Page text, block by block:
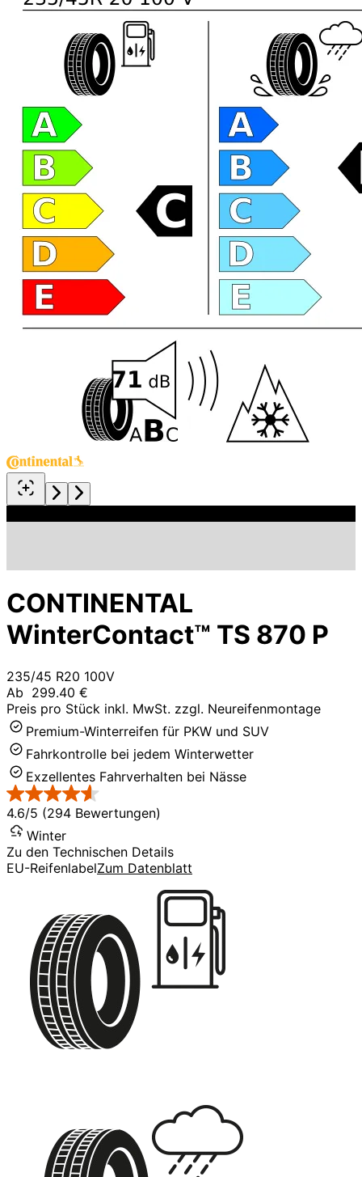
CONTINENTAL
WinterContact™ TS 870 P
235/45 R20 100V
Ab 299.40 €
Preis pro Stück inkl. MwSt. zzgl. Neureifenmontage
Premium-Winterreifen für PKW und SUV
Fahrkontrolle bei jedem Winterwetter
Exzellentes Fahrverhalten bei Nässe
4.6/5 (294 Bewertungen)
Winter
Zu den Technischen Details
EU-ReifenlabelZum Datenblatt